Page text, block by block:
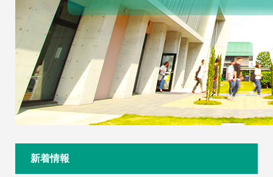
新着情報